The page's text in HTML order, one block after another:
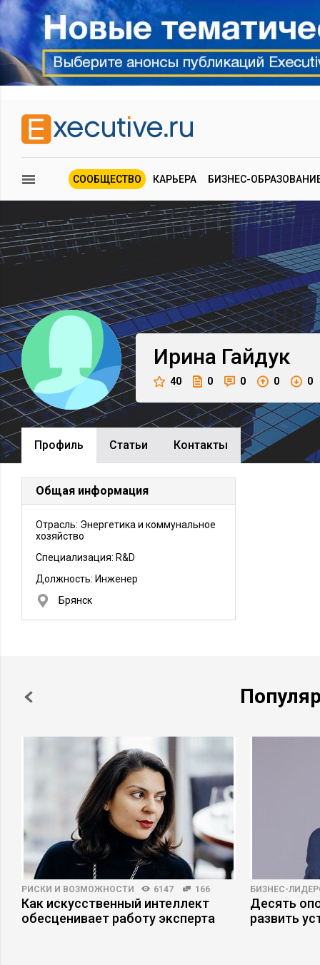
СООБЩЕСТВО КАРЬЕРА БИЗНЕС-
Ирина Гайдук
40 0 0 0 0
Профиль Cтатьи Контакты
Общая информация
Отрасль: Энергетика и коммунальное
хозяйство
Специализация: R&D
Должность: Инженер
Брянск
РИСКИ И ВОЗМОЖНОСТИ 6147 166
Как искусственный интеллект
обесценивает работу эксперта
БИЗНЕС-
Десять
развить